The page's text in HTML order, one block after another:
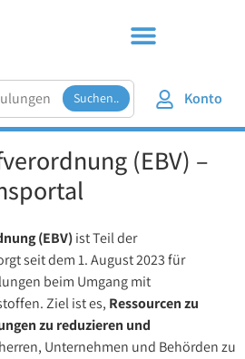
Suchen.. Konto
(EBV) –
(EBV)ist Teil der
seit dem 1. August 2023 für
beim Umgang mit
Ziel ist es, Ressourcen zu
zu reduzieren und
Unternehmen und Behörden zu